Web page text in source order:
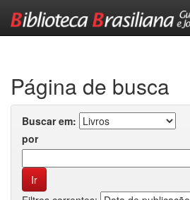
Página de busca
Buscar em:
por